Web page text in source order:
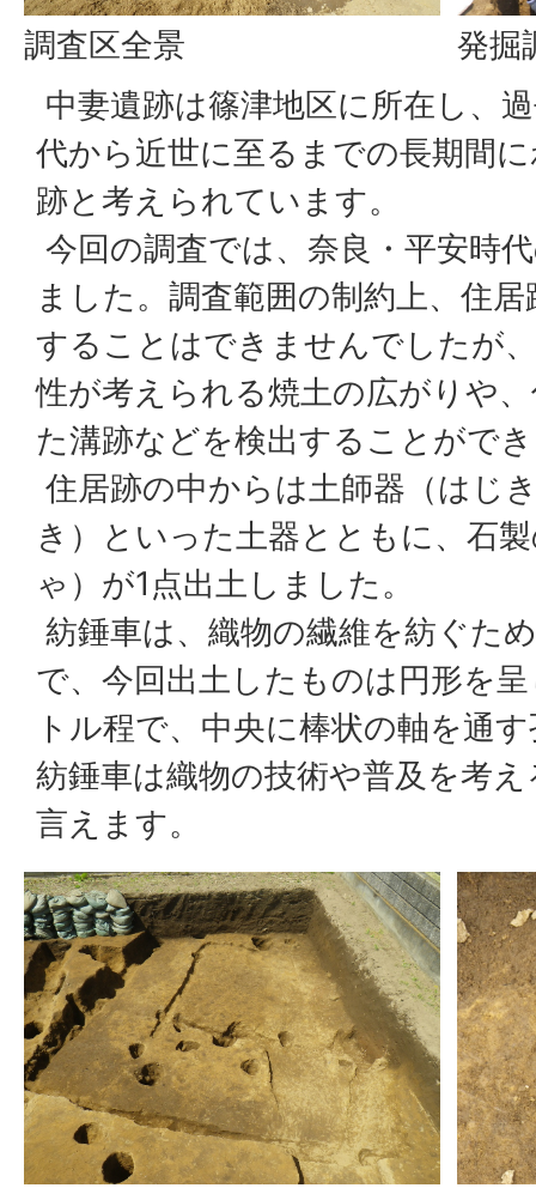
調査区全景
発掘
中妻遺跡は篠津地区に所在し、
代から近世に至るまでの長期間
跡と考えられています。
今回の調査では、奈良・平安時
ました。調査範囲の制約上、住
することはできませんでしたが
性が考えられる焼土の広がりや
た溝跡などを検出することがで
住居跡の中からは土師器（はじ
き）といった土器とともに、石
ゃ）が1点出土しました。
紡錘車は、織物の繊維を紡ぐた
で、今回出土したものは円形を
トル程で、中央に棒状の軸を通
紡錘車は織物の技術や普及を考
言えます。